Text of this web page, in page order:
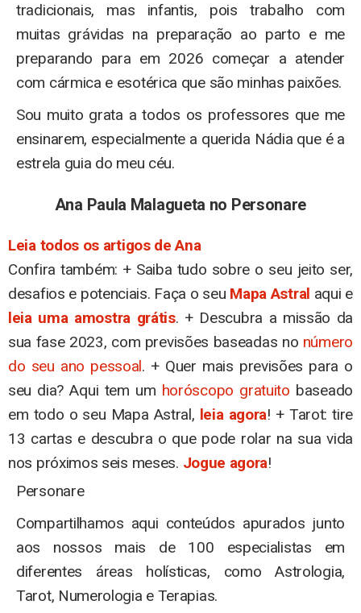
tradicionais, mas infantis, pois trabalho com
muitas grávidas na preparação ao parto e me
preparando para em 2026 começar a atender
com cármica e esotérica que são minhas paixões.
Sou muito grata a todos os professores que me
ensinarem, especialmente a querida Nádia que é a
estrela guia do meu céu.
Ana Paula Malagueta no Personare
Leia todos os artigos de Ana
Confira também: + Saiba tudo sobre o seu jeito ser,
desafios e potenciais. Faça o seu Mapa Astral aqui e
leia uma amostra grátis. + Descubra a missão da
sua fase 2023, com previsões baseadas no número
do seu ano pessoal. + Quer mais previsões para o
seu dia? Aqui tem um horóscopo gratuito baseado
em todo o seu Mapa Astral, leia agora! + Tarot: tire
13 cartas e descubra o que pode rolar na sua vida
nos próximos seis meses. Jogue agora!
Personare
Compartilhamos aqui conteúdos apurados junto
aos nossos mais de 100 especialistas em
diferentes áreas holísticas, como Astrologia,
Tarot, Numerologia e Terapias.